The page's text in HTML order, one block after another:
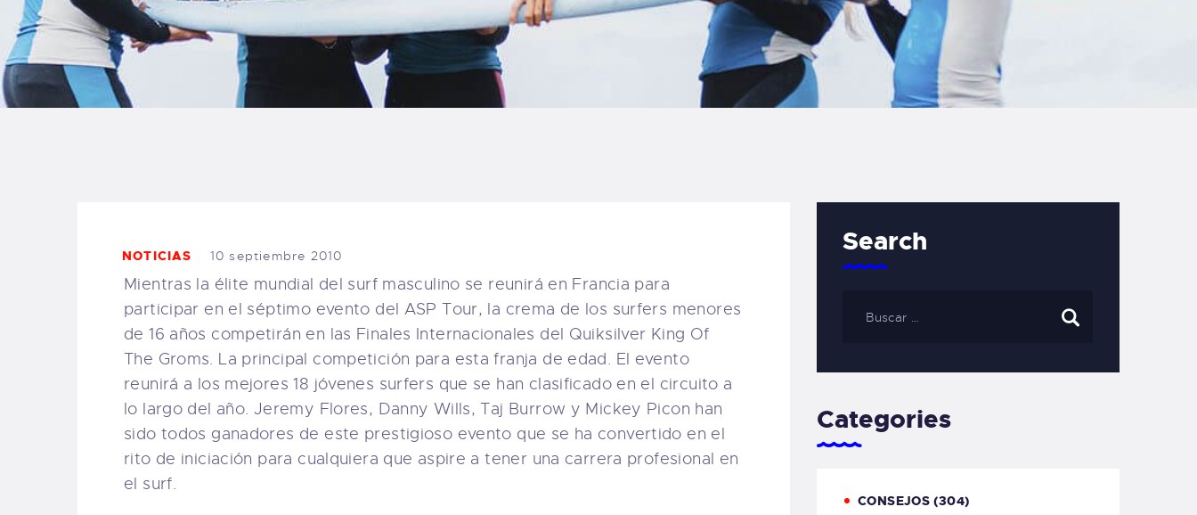
BLOG
FAQ
SURFERS
WEBCAM SALINAS
PEDIDOS
NOTICIAS 10 septiembre 2010
Mientras la élite mundial del surf masculino se reunirá en Francia para
participar en el séptimo evento del ASP Tour, la crema de los surfers menores
de 16 años competirán en las Finales Internacionales del Quiksilver King Of
The Groms. La principal competición para esta franja de edad. El evento
reunirá a los mejores 18 jóvenes surfers que se han clasificado en el circuito a
lo largo del año. Jeremy Flores, Danny Wills, Taj Burrow y Mickey Picon han
sido todos ganadores de este prestigioso evento que se ha convertido en el
rito de iniciación para cualquiera que aspire a tener una carrera profesional en
el surf.
Search
Categories
CONSEJOS (304)